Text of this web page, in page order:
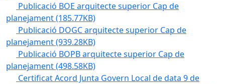
Publicació BOE arquitecte superior Cap de
planejament(185.77KB)
Publicació DOGC arquitecte superior Cap de
planejament(939.28KB)
Publicació BOPB arquitecte superior Cap de
planejament(498.58KB)
Certificat Acord Junta Govern Local de data 9 de